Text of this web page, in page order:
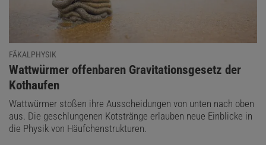
FÄKALPHYSIK
:
Wattwürmer offenbaren Gravitationsgesetz der
Kothaufen
Wattwürmer stoßen ihre Ausscheidungen von unten nach oben
aus. Die geschlungenen Kotstränge erlauben neue Einblicke in
die Physik von Häufchenstrukturen.